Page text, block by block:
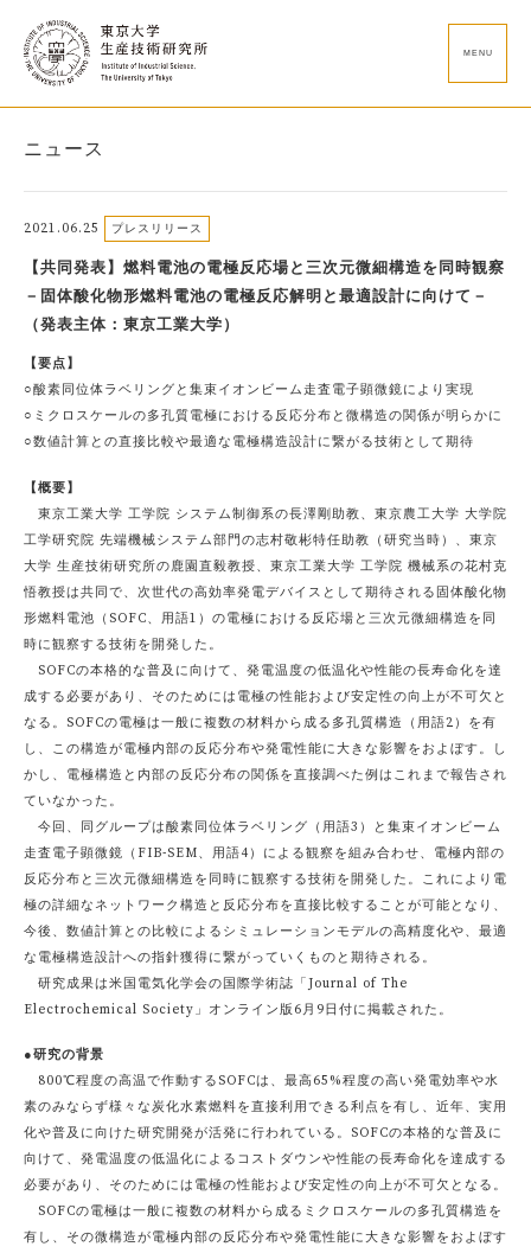
MENU
ニュース
2021.06.25 プレスリリース
【共同発表】燃料電池の電極反応場と三次元微細構造を同時観察
－固体酸化物形燃料電池の電極反応解明と最適設計に向けて－
（発表主体：東京工業大学）
【要点】
○酸素同位体ラベリングと集束イオンビーム走査電子顕微鏡により実現
○ミクロスケールの多孔質電極における反応分布と微構造の関係が明らかに
○数値計算との直接比較や最適な電極構造設計に繋がる技術として期待
【概要】
東京工業大学 工学院 システム制御系の長澤剛助教、東京農工大学 大学院
工学研究院 先端機械システム部門の志村敬彬特任助教（研究当時）、東京
大学 生産技術研究所の鹿園直毅教授、東京工業大学 工学院 機械系の花村克
悟教授は共同で、次世代の高効率発電デバイスとして期待される固体酸化物
形燃料電池（SOFC、用語1）の電極における反応場と三次元微細構造を同
時に観察する技術を開発した。
SOFCの本格的な普及に向けて、発電温度の低温化や性能の長寿命化を達
成する必要があり、そのためには電極の性能および安定性の向上が不可欠と
なる。SOFCの電極は一般に複数の材料から成る多孔質構造（用語2）を有
し、この構造が電極内部の反応分布や発電性能に大きな影響をおよぼす。し
かし、電極構造と内部の反応分布の関係を直接調べた例はこれまで報告され
ていなかった。
今回、同グループは酸素同位体ラベリング（用語3）と集束イオンビーム
走査電子顕微鏡（FIB-SEM、用語4）による観察を組み合わせ、電極内部の
反応分布と三次元微細構造を同時に観察する技術を開発した。これにより電
極の詳細なネットワーク構造と反応分布を直接比較することが可能となり、
今後、数値計算との比較によるシミュレーションモデルの高精度化や、最適
な電極構造設計への指針獲得に繋がっていくものと期待される。
研究成果は米国電気化学会の国際学術誌「Journal of The
Electrochemical Society」オンライン版6月9日付に掲載された。
●研究の背景
800℃程度の高温で作動するSOFCは、最高65%程度の高い発電効率や水
素のみならず様々な炭化水素燃料を直接利用できる利点を有し、近年、実用
化や普及に向けた研究開発が活発に行われている。SOFCの本格的な普及に
向けて、発電温度の低温化によるコストダウンや性能の長寿命化を達成する
必要があり、そのためには電極の性能および安定性の向上が不可欠となる。
SOFCの電極は一般に複数の材料から成るミクロスケールの多孔質構造を
有し、その微構造が電極内部の反応分布や発電性能に大きな影響をおよぼす